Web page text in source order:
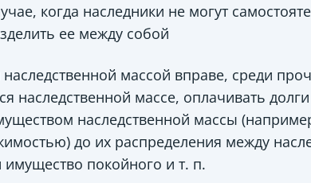
когда наследники не могут
ее между собой
массой вправе, среди
наследственной массе, оплачивать
наследственной массы
до их распределения между
имущество покойного и т. п.